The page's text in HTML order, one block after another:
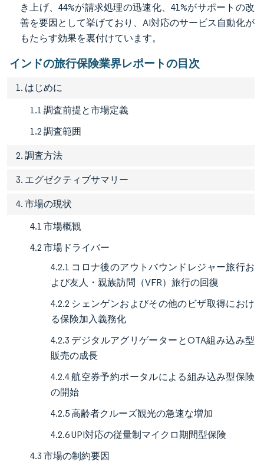
き上げ、44%が請求処理の迅速化、41%がサポートの改
善を要因として挙げており、AI対応のサービス自動化が
もたらす効果を裏付けています。
インドの旅行保険業界レポートの目次
1. はじめに
1.1 調査前提と市場定義
1.2 調査範囲
2. 調査方法
3. エグゼクティブサマリー
4. 市場の現状
4.1 市場概観
4.2 市場ドライバー
4.2.1 コロナ後のアウトバウンドレジャー旅行お
よび友人・親族訪問（VFR）旅行の回復
4.2.2 シェンゲンおよびその他のビザ取得におけ
る保険加入義務化
4.2.3 デジタルアグリゲーターとOTA組み込み型
販売の成長
4.2.4 航空券予約ポータルによる組み込み型保険
の開始
4.2.5 高齢者クルーズ観光の急速な増加
4.2.6 UPI対応の従量制マイクロ期間型保険
4.3 市場の制約要因